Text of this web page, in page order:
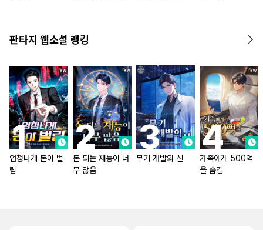
판타지 웹소설 랭킹
엄청나게 돈이 벌
림
돈 되는 재능이 너
무 많음
무기 개발의 신
가족에게 500억
을 숨김